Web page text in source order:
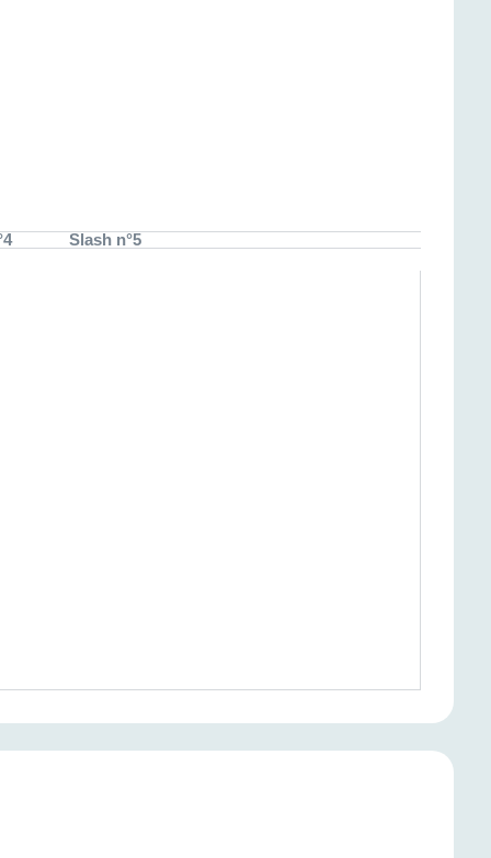
Slash n°5